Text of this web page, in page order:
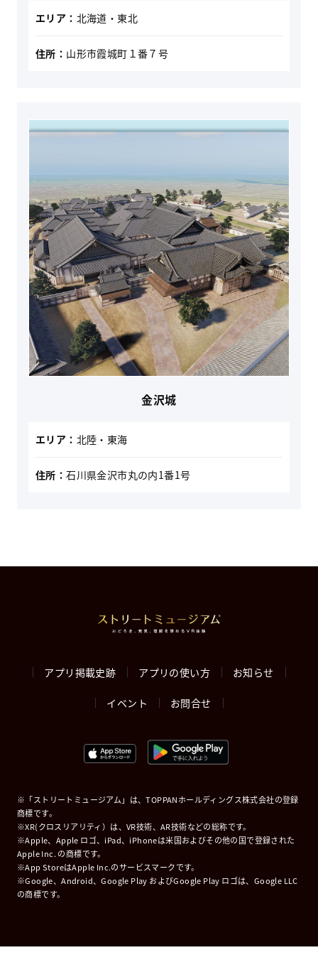
エリア： 北海道・東北
住所： 山形市霞城町１番７号
金沢城
エリア： 北陸・東海
住所：石川県金沢市丸の内1番1号
アプリ掲載史跡 アプリの使い方 お知らせ
イベント お問合せ
※「ストリートミュージアム」は、TOPPANホールディングス株式会社の登録
商標です。
※XR(クロスリアリティ）は、VR技術、AR技術などの総称です。
※Apple、Apple ロゴ、iPad、iPhoneは米国およびその他の国で登録された
Apple Inc. の商標です。
※App StoreはApple Inc.のサービスマークです。
※Google、Android、Google Play およびGoogle Play ロゴは、Google LLC
の商標です。